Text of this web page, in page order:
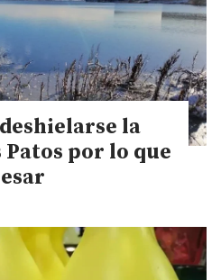
la
Patos por lo que